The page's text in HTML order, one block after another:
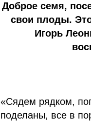
Доброе семя,
свои плоды.
Игорь
«Сядем рядком,
поделаны, все в